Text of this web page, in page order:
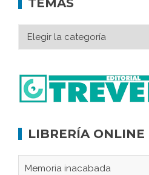
TEMAS
LIBRERÍA ONLINE
Memoria inacabada